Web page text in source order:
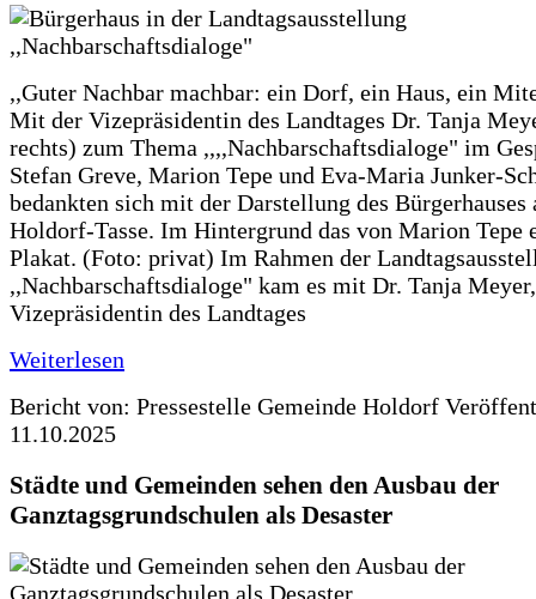
,,Guter Nachbar machbar: ein Dorf, ein Haus, ein
Mit der Vizepräsidentin des Landtages Dr. Tanja
rechts) zum Thema ,,,,Nachbarschaftsdialoge" im
Stefan Greve, Marion Tepe und Eva-Maria Junker-
bedankten sich mit der Darstellung des Bürgerhauses
Holdorf-Tasse. Im Hintergrund das von Marion Tepe
Plakat. (Foto: privat) Im Rahmen der
,,Nachbarschaftsdialoge" kam es mit Dr. Tanja Meyer,
Vizepräsidentin des Landtages
Weiterlesen
Bericht von: Pressestelle Gemeinde Holdorf
11.10.2025
Städte und Gemeinden sehen den Ausbau der
Ganztagsgrundschulen als Desaster